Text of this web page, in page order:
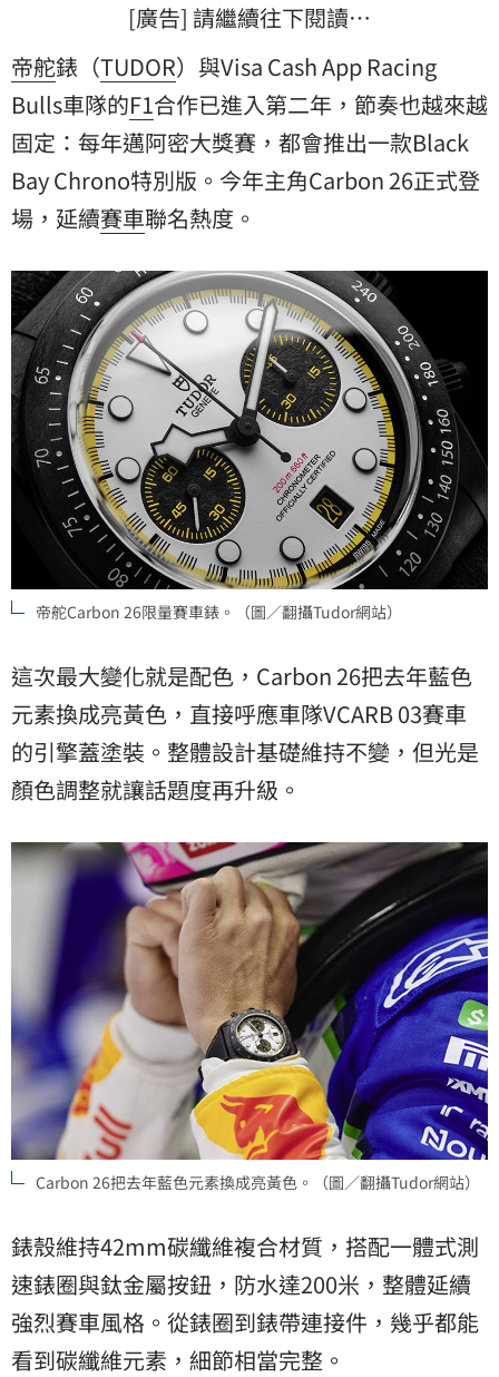
[廣告] 請繼續往下閱讀…
帝舵錶（TUDOR）與Visa Cash App Racing
Bulls車隊的F1合作已進入第二年，節奏也越來越
固定：每年邁阿密大獎賽，都會推出一款Black
Bay Chrono特別版。今年主角Carbon 26正式登
場，延續賽車聯名熱度。
帝舵Carbon 26限量賽車錶。（圖／翻攝Tudor網站）
這次最大變化就是配色，Carbon 26把去年藍色
元素換成亮黃色，直接呼應車隊VCARB 03賽車
的引擎蓋塗裝。整體設計基礎維持不變，但光是
顏色調整就讓話題度再升級。
Carbon 26把去年藍色元素換成亮黃色。（圖／翻攝Tudor網站）
錶殼維持42mm碳纖維複合材質，搭配一體式測
速錶圈與鈦金屬按鈕，防水達200米，整體延續
強烈賽車風格。從錶圈到錶帶連接件，幾乎都能
看到碳纖維元素，細節相當完整。